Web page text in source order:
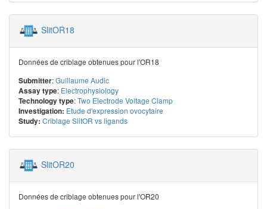
SlitOR18
Données de criblage obtenues pour l'OR18
Submitter:Guillaume Audic
Assay type: Electrophysiology
Technology type:Two Electrode Voltage Clamp
Investigation: Etude d'expression ovocytaire
Study: Criblage SlitOR vs ligands
SlitOR20
Données de criblage obtenues pour l'OR20